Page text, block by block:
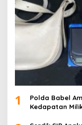
1
Polda Babel
Kedapatan